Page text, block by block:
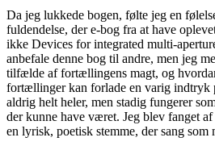
Da jeg lukkede bogen, følte jeg en
fuldendelse, der e-bog fra at have
ikke Devices for integrated multi-
anbefale denne bog til andre, men jeg
tilfælde af fortællingens magt, og
fortællinger kan forlade en varig indtryk
aldrig helt heler, men stadig fungerer
der kunne have været. Jeg blev fanget
en lyrisk, poetisk stemme, der sang som